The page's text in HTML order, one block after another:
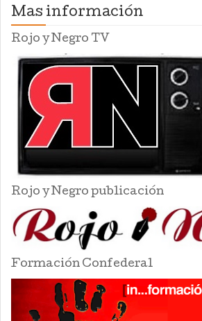
Mas información
Rojo y Negro TV
Rojo y Negro publicación
Formación Confederal